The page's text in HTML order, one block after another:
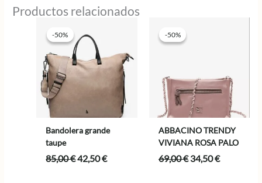
Productos relacionados
-50%
-50%
Bandolera grande
taupe
85,00€El
42,50€El
-50%
-50%
ABBACINO TRENDY
VIVIANA ROSA PALO
69,00€ El
34,50€El